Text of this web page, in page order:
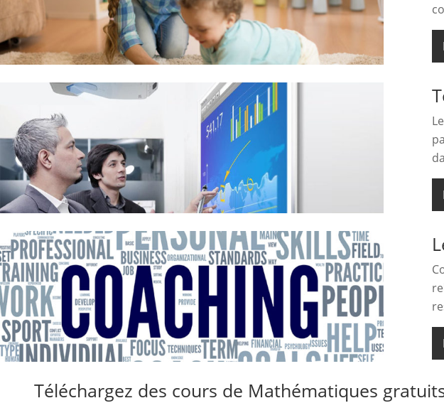
Téléchargez des cours de Mathématiques